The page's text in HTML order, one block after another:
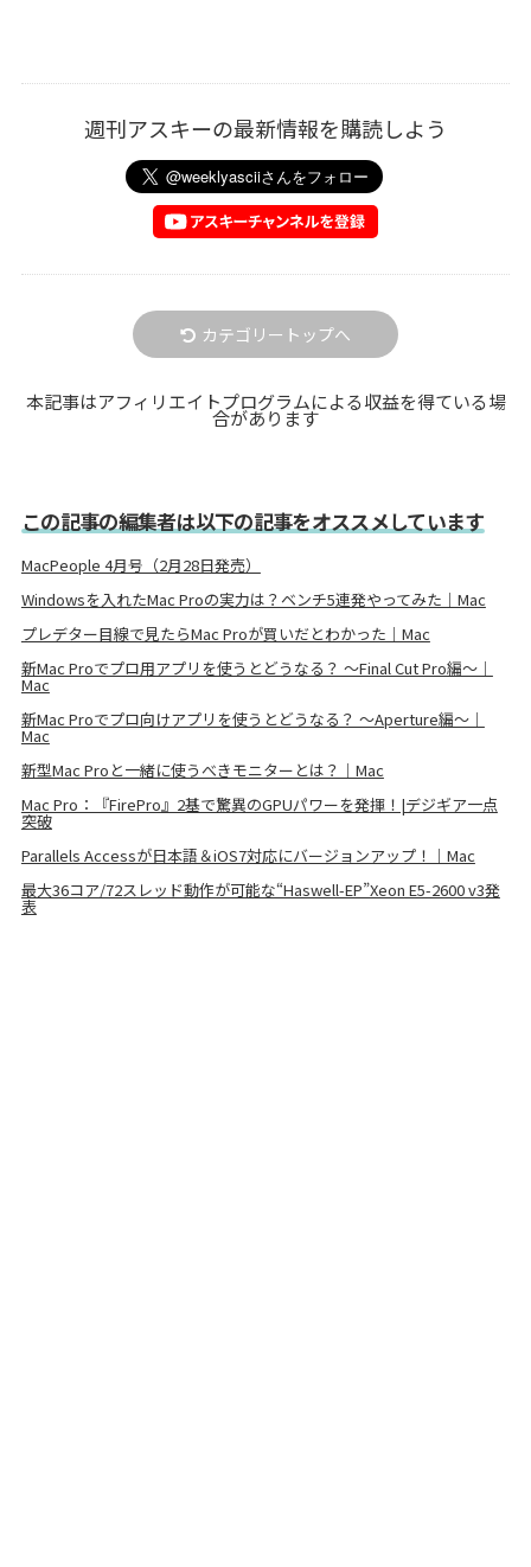
週刊アスキーの最新情報を購読しよう
カテゴリートップへ
本記事はアフィリエイトプログラムによる収益を得ている場
合があります
この記事の編集者は以下の記事をオススメしています
MacPeople 4月号（2月28日発売）
Windowsを入れたMac Proの実力は？ベンチ5連発やってみた｜Mac
プレデター目線で見たらMac Proが買いだとわかった｜Mac
新Mac Proでプロ用アプリを使うとどうなる？ 〜Final Cut Pro編〜｜
Mac
新Mac Proでプロ向けアプリを使うとどうなる？ 〜Aperture編〜｜
Mac
新型Mac Proと一緒に使うべきモニターとは？｜Mac
Mac Pro：『FirePro』2基で驚異のGPUパワーを発揮！|デジギア一点
突破
Parallels Accessが日本語＆iOS7対応にバージョンアップ！｜Mac
最大36コア/72スレッド動作が可能な“Haswell-EP”Xeon E5-2600 v3発
表